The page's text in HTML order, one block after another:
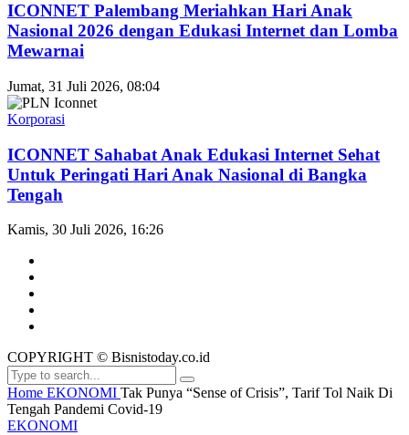
ICONNET Palembang Meriahkan Hari Anak
Nasional 2026 dengan Edukasi Internet dan Lomba
Mewarnai
Jumat, 31 Juli 2026, 08:04
Korporasi
ICONNET Sahabat Anak Edukasi Internet Sehat
Untuk Peringati Hari Anak Nasional di Bangka
Tengah
Kamis, 30 Juli 2026, 16:26
COPYRIGHT © Bisnistoday.co.id
Home EKONOMI Tak Punya “Sense of Crisis”, Tarif Tol Naik Di
Tengah Pandemi Covid-19
EKONOMI